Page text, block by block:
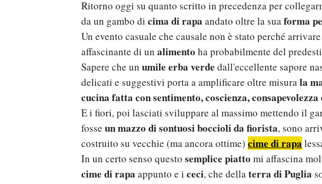
Ritorno oggi su quanto scritto in precedenza per
da un gambo di cima di rapa andato oltre la suaforma
Un evento casuale che causale non è stato perché
affascinante di un alimento ha probabilmente del
Sapere che un umile erba verde dall'eccellente sapore
delicati e suggestivi porta a amplificare oltre misurala
cucina fatta con sentimento, coscienza, consapevolezza
E i fiori, poi lasciati sviluppare al massimo mettendo il
fosse un mazzo di sontuosi boccioli da fiorista, sono
costruito su vecchie (ma ancora ottime) cime di rapa
In un certo senso questo semplice piatto mi affascina
cime di rapa appunto e i ceci, che dellaterra di Puglia